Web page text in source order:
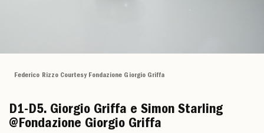
Federico Rizzo Courtesy Fondazione Giorgio Griffa
D1-D5. Giorgio Griffa e Simon Starling
@Fondazione Giorgio Griffa